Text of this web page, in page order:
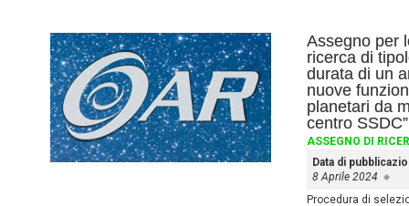
Assegno per
ricerca di
durata di un
nuove
planetari da
centro
ASSEGNO DI
Data di
8 Aprile 2024
Procedura di